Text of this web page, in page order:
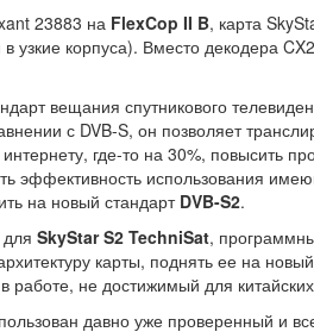
23883 на FlexCop II B, карта
узкие корпуса). Вместо декодера
вещания спутникового
с DVB-S, он позволяет
где-то на 30%, повысить
эффективность использования
на новый стандарт DVB-S2.
SkyStar S2 TechniSat,
карты, поднять ее на
работе, не достижимый для
давно уже проверенный и